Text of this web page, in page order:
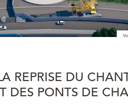
REPRISE DU
DES PONTS DE